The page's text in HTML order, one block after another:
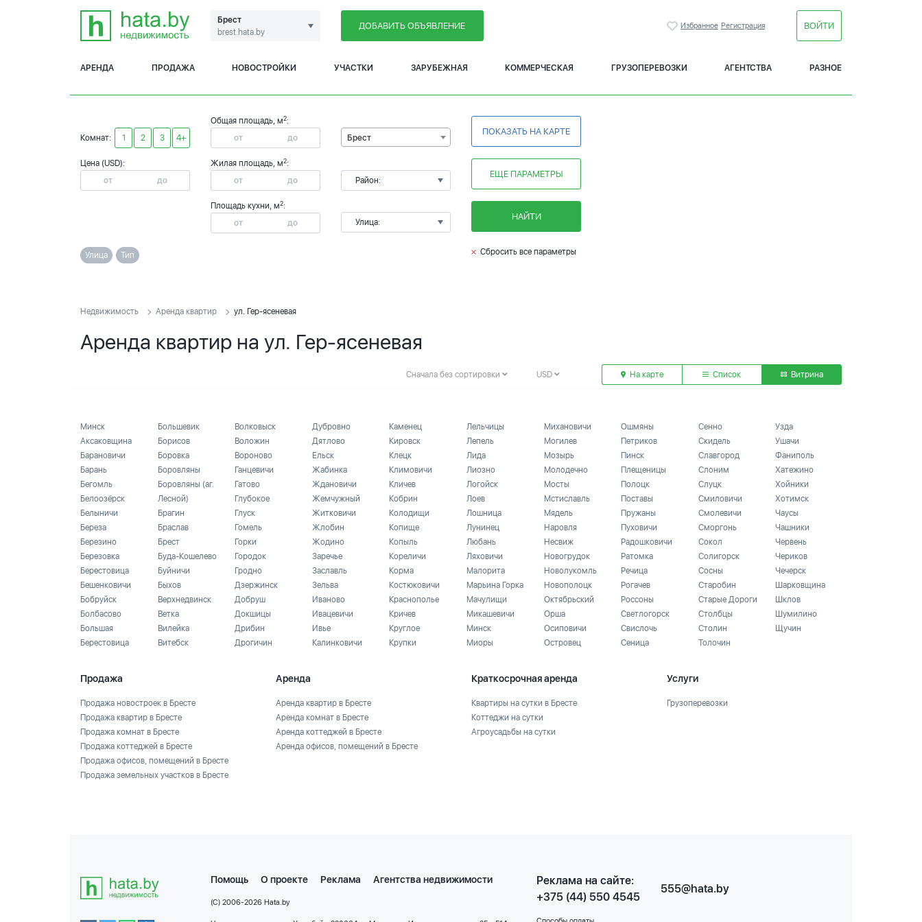
Брест
brest.hata.by
ДОБАВИТЬ ОБЪЯВЛЕНИЕ Избранное Регистрация ВОЙТИ
АРЕНДА ПРОДАЖА НОВОСТРОЙКИ УЧАСТКИ ЗАРУБЕЖНАЯ КОММЕРЧЕСКАЯ ГРУЗОПЕРЕВОЗКИ АГЕНТСТВА РАЗНОЕ
Комнат: 1 2 3 4+
Цена (USD):
Общая площадь, м2:
Жилая площадь, м2:
Площадь кухни, м2:
Брест
Район:
Улица:
ПОКАЗАТЬ НА КАРТЕ
ЕЩЕ ПАРАМЕТРЫ
НАЙТИ
Улица Тип Сбросить все параметры
Недвижимость Аренда квартир ул. Гер-ясеневая
Аренда квартир на ул. Гер-ясеневая
Сначала без сортировки USD На карте Список Витрина
Минск
Аксаковщина
Барановичи
Барань
Бегомль
Белоозёрск
Белыничи
Береза
Березино
Березовка
Берестовица
Бешенковичи
Бобруйск
Болбасово
Большая
Берестовица
Большевик
Борисов
Боровка
Боровляны
Боровляны (аг.
Лесной)
Брагин
Браслав
Брест
Буда-Кошелево
Буйничи
Быхов
Верхнедвинск
Ветка
Вилейка
Витебск
Волковыск
Воложин
Вороново
Ганцевичи
Гатово
Глубокое
Глуск
Гомель
Горки
Городок
Гродно
Дзержинск
Добруш
Докшицы
Дрибин
Дрогичин
Дубровно
Дятлово
Ельск
Жабинка
Ждановичи
Жемчужный
Житковичи
Жлобин
Жодино
Заречье
Заславль
Зельва
Иваново
Ивацевичи
Ивье
Калинковичи
Каменец
Кировск
Клецк
Климовичи
Кличев
Кобрин
Колодищи
Копище
Копыль
Кореличи
Корма
Костюковичи
Краснополье
Кричев
Круглое
Крупки
Лельчицы
Лепель
Лида
Лиозно
Логойск
Лоев
Лошница
Лунинец
Любань
Ляховичи
Малорита
Марьина Горка
Мачулищи
Микашевичи
Минск
Миоры
Михановичи
Могилев
Мозырь
Молодечно
Мосты
Мстиславль
Мядель
Наровля
Несвиж
Новогрудок
Новолукомль
Новополоцк
Октябрьский
Орша
Осиповичи
Островец
Ошмяны
Петриков
Пинск
Плещеницы
Полоцк
Поставы
Пружаны
Пуховичи
Радошковичи
Ратомка
Речица
Рогачев
Россоны
Светлогорск
Свислочь
Сеница
Сенно
Скидель
Славгород
Слоним
Слуцк
Смиловичи
Смолевичи
Сморгонь
Сокол
Солигорск
Сосны
Старобин
Старые Дороги
Столбцы
Столин
Толочин
Узда
Ушачи
Фаниполь
Хатежино
Хойники
Хотимск
Чаусы
Чашники
Червень
Чериков
Чечерск
Шарковщина
Шклов
Шумилино
Щучин
Продажа
Продажа новостроек в Бресте
Продажа квартир в Бресте
Продажа комнат в Бресте
Продажа коттеджей в Бресте
Продажа офисов, помещений в Бресте
Продажа земельных участков в Бресте
Аренда
Аренда квартир в Бресте
Аренда комнат в Бресте
Аренда коттеджей в Бресте
Аренда офисов, помещений в Бресте
Краткосрочная аренда
Квартиры на сутки в Бресте
Коттеджи на сутки
Агроусадьбы на сутки
Услуги
Грузоперевозки
Помощь О проекте Реклама Агентства недвижимости
(C) 2006-2026 Hata.by
Реклама на сайте:
+375 (44) 550 4545
555@hata.by